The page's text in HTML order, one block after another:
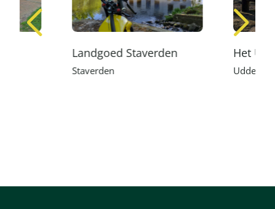
Landgoed Staverden
Staverden
Het
Uddel